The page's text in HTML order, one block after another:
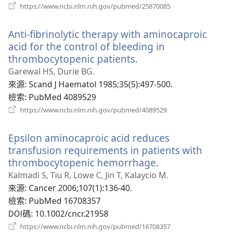
https://www.ncbi.nlm.nih.gov/pubmed/25870085
視
Anti-fibrinolytic therapy with aminocaproic
acid for the control of bleeding in
thrombocytopenic patients.
新
窗）
Garewal HS, Durie BG.
來源‎: Scand J Haematol 1985;35(5):497-500.
檢索‎: PubMed 4089529
https://www.ncbi.nlm.nih.gov/pubmed/4089529
視
窗）
Epsilon aminocaproic acid reduces
transfusion requirements in patients with
thrombocytopenic hemorrhage.
啟
Kalmadi S, Tiu R, Lowe C, Jin T, Kalaycio M.
來源‎: Cancer 2006;107(1):136-40.
檢索‎: PubMed 16708357
DOI碼‎: 10.1002/cncr.21958
https://www.ncbi.nlm.nih.gov/pubmed/16708357